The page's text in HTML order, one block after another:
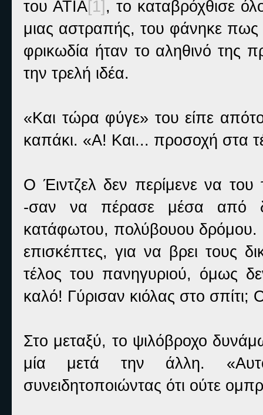
του ΑΤΙΑ[1], το καταβρόχθισε
μιας αστραπής, του φάνηκε
φρικωδία ήταν το αληθινό της
την τρελή ιδέα.
«Και τώρα φύγε» του είπε
καπάκι. «Α! Και... προσοχή στα
Ο Έιντζελ δεν περίμενε να
-σαν να πέρασε μέσα από
κατάφωτου, πολύβουου
επισκέπτες, για να βρει τους
τέλος του πανηγυριού, όμως
καλό! Γύρισαν κιόλας στο σπίτι;
Στο μεταξύ, το ψιλόβροχο
μία μετά την άλλη.
συνειδητοποιώντας ότι ούτε